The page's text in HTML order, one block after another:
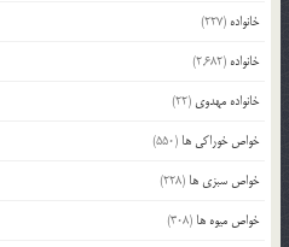
خانواده (227)
خانواده (2,682)
خانواده مهدوی (22)
خواص خوراکی ها (550)
خواص سبزی ها (228)
خواص میوه ها (308)